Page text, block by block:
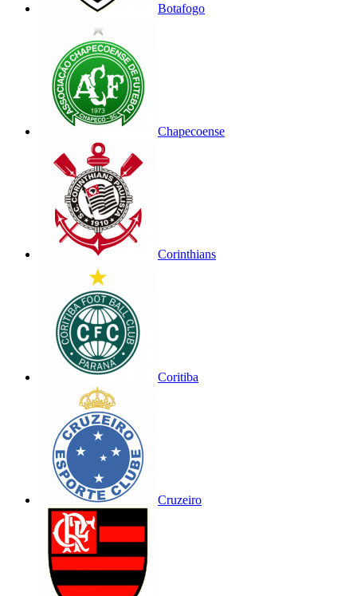
Botafogo
Chapecoense
Corinthians
Coritiba
Cruzeiro